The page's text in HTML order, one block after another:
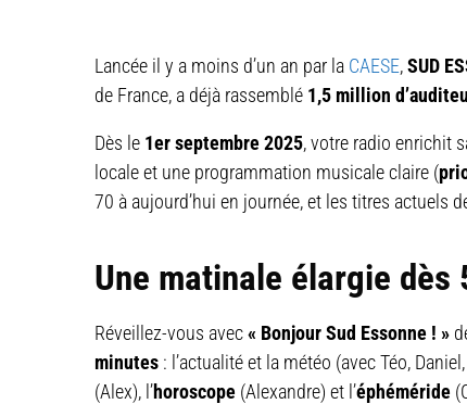
Lancée il y a moins d’un an par la CAESE, SUD
de France, a déjà rassemblé 1,5 million
Dès le 1er septembre 2025, votre radio enrichit
locale et une programmation musicale claire (
70 à aujourd’hui en journée, et les titres actuels
Une matinale élargie dès
Réveillez-vous avec « Bonjour Sud Essonne ! »
minutes : l’actualité et la météo (avec Téo,
(Alex), l’horoscope (Alexandre) et l’éphéméride